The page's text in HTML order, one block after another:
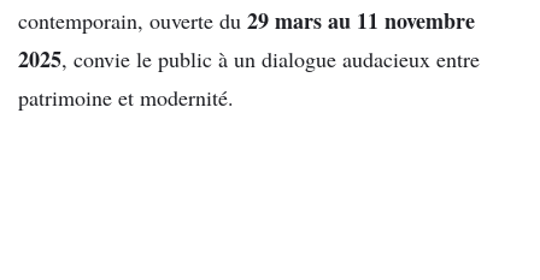
contemporain, ouverte du 29 mars au 11 novembre
2025, convie le public à un dialogue audacieux entre
patrimoine et modernité.